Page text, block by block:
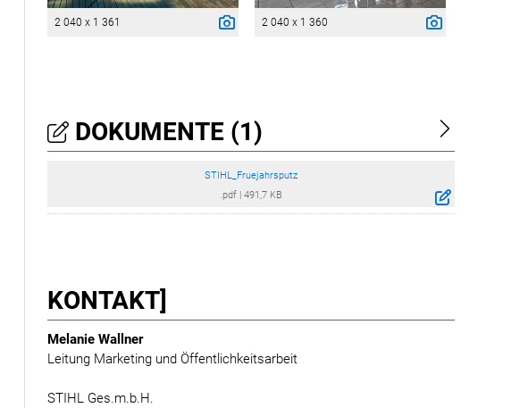
2 040 x 1 361 2 040 x 1 360
DOKUMENTE (1)
STIHL_Fruejahrsputz
.pdf| 491,7 KB
KONTAKT]
Melanie Wallner
Leitung Marketing und Öffentlichkeitsarbeit
STIHL Ges.m.b.H.